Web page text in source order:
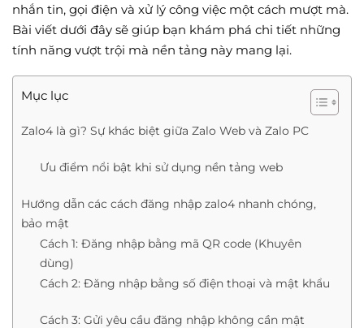
nhắn tin, gọi điện và xử lý công việc một cách mượt mà.
Bài viết dưới đây sẽ giúp bạn khám phá chi tiết những
tính năng vượt trội mà nền tảng này mang lại.
Mục lục
Zalo4 là gì? Sự khác biệt giữa Zalo Web và Zalo PC
Ưu điểm nổi bật khi sử dụng nền tảng web
Hướng dẫn các cách đăng nhập zalo4 nhanh chóng,
bảo mật
Cách 1: Đăng nhập bằng mã QR code (Khuyên
dùng)
Cách 2: Đăng nhập bằng số điện thoại và mật khẩu
Cách 3: Gửi yêu cầu đăng nhập không cần mật